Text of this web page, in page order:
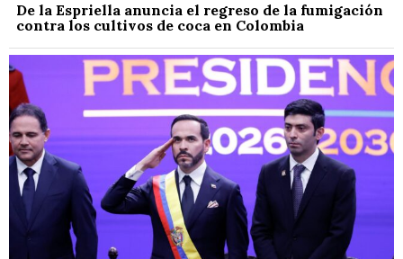
De la Espriella anuncia el regreso de la fumigación
contra los cultivos de coca en Colombia